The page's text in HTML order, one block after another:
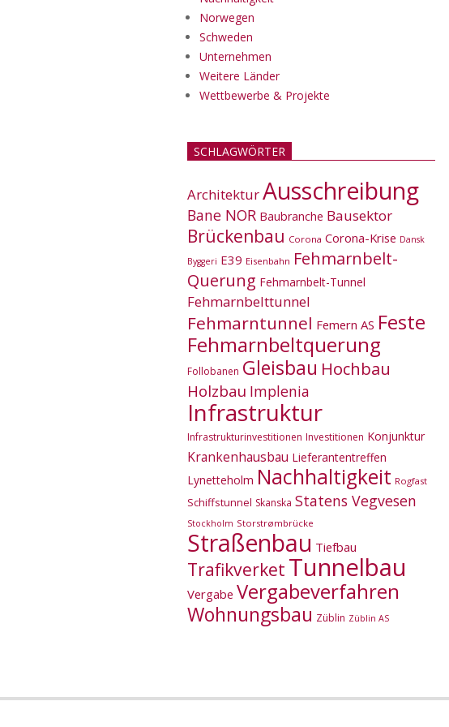
Norwegen
Schweden
Unternehmen
Weitere Länder
Wettbewerbe & Projekte
SCHLAGWÖRTER
ArchitekturAusschreibung
Bane NOR Baubranche Bausektor
Brückenbau Corona Corona-Krise Dansk
Byggeri E39 Eisenbahn Fehmarnbelt-
Querung Fehmarnbelt-Tunnel
Fehmarnbelttunnel
Fehmarntunnel Femern AS Feste
Fehmarnbeltquerung
Follobanen Gleisbau Hochbau
Holzbau Implenia
Infrastruktur
Infrastrukturinvestitionen Investitionen Konjunktur
Krankenhausbau Lieferantentreffen
Lynetteholm Nachhaltigkeit Rogfast
Schiffstunnel Skanska Statens Vegvesen
Stockholm Storstrømbrücke
Straßenbau Tiefbau
Trafikverket Tunnelbau
Vergabe Vergabeverfahren
Wohnungsbau Züblin Züblin AS